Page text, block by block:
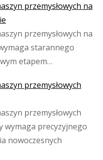
przemysłowych na
przemysłowych na
starannego
etapem…
przemysłowych
przemysłowych
wymaga precyzyjnego
nowoczesnych